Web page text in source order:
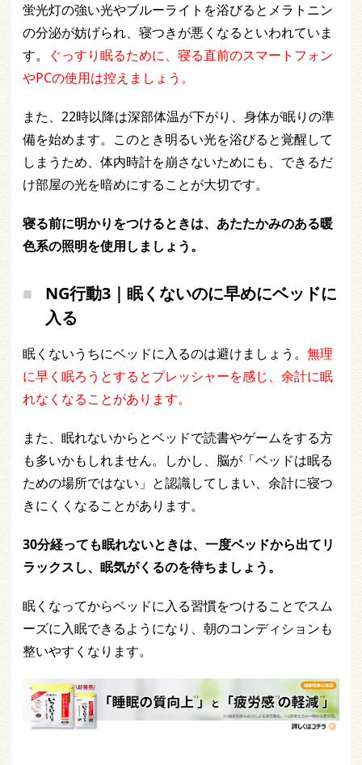
蛍光灯の強い光やブルーライトを浴びるとメラトニン
の分泌が妨げられ、寝つきが悪くなるといわれていま
す。
ぐっすり眠るために、寝る直前のスマートフォン
やPCの使用は控えましょう。
また、22時以降は深部体温が下がり、身体が眠りの準
備を始めます。このとき明るい光を浴びると覚醒して
しまうため、体内時計を崩さないためにも、できるだ
け部屋の光を暗めにすることが大切です。
寝る前に明かりをつけるときは、あたたかみのある暖
色系の照明を使用しましょう。
NG行動3｜眠くないのに早めにベッドに
入る
眠くないうちにベッドに入るのは避けましょう。 無理
に早く眠ろうとするとプレッシャーを感じ、余計に眠
れなくなることがあります。
また、眠れないからとベッドで読書やゲームをする方
も多いかもしれません。しかし、脳が「ベッドは眠る
ための場所ではない」と認識してしまい、余計に寝つ
きにくくなることがあります。
30分経っても眠れないときは、一度ベッドから出てリ
ラックスし、眠気がくるのを待ちましょう。
眠くなってからベッドに入る習慣をつけることでスム
ーズに入眠できるようになり、朝のコンディションも
整いやすくなります。